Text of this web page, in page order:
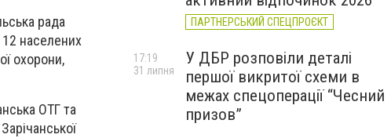
рада
населених
охорони,
ОТГ та
ПАРТНЕРСЬКИЙ СПЕЦПРОЄКТ
У ДБР розповіли деталі
першої викритої схеми в
межах спецоперації “Чесний
призов”
17:19
31 липня